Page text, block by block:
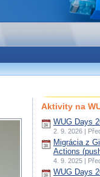
Aktivity na
WUG Days
2. 9. 2026 |
Migrácia z
Actions
4. 9. 2025 |
WUG Days